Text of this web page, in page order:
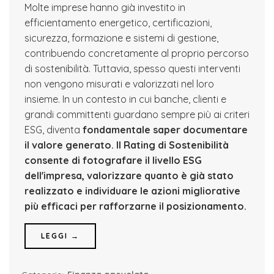
Molte imprese hanno già investito in
efficientamento energetico, certificazioni,
sicurezza, formazione e sistemi di gestione,
contribuendo concretamente al proprio percorso
di sostenibilità. Tuttavia, spesso questi interventi
non vengono misurati e valorizzati nel loro
insieme. In un contesto in cui banche, clienti e
grandi committenti guardano sempre più ai criteri
ESG, diventa fondamentale saper documentare
il valore generato. Il Rating di Sostenibilità
consente di fotografare il livello ESG
dell'impresa, valorizzare quanto è già stato
realizzato e individuare le azioni migliorative
più efficaci per rafforzarne il posizionamento.
LEGGI →